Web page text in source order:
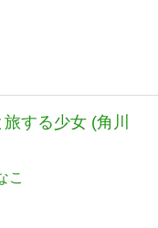
する少女 (角川
こ